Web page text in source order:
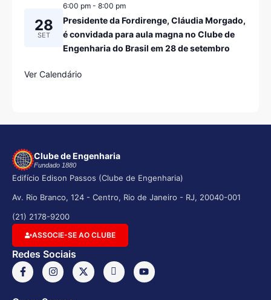
SET
28
6:00 pm - 8:00 pm
Presidente da Fordirenge, Cláudia Morgado,
é convidada para aula magna no Clube de
Engenharia do Brasil em 28 de setembro
Ver Calendário
Clube de Engenharia
Fundado 1880
Edifício Edison Passos (Clube de Engenharia)
Av. Rio Branco, 124 - Centro, Rio de Janeiro - RJ, 20040-001
(21) 2178-9200
ASSOCIE-SE AO CLUBE
Redes Sociais